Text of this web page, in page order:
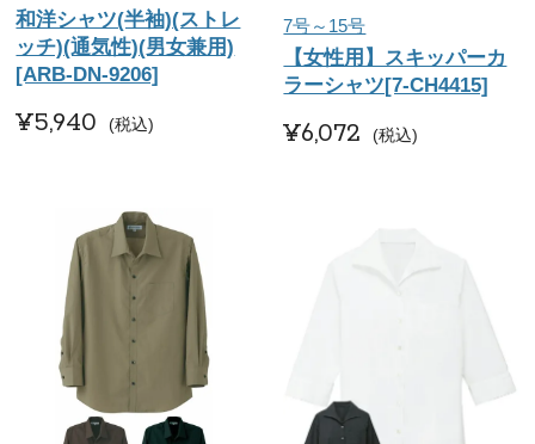
和洋シャツ(半袖)(ストレ
ッチ)(通気性)(男女兼用)
[ARB-DN-9206]
¥5,940 税込
7号～15号
【女性用】スキッパーカ
ラーシャツ[7-CH4415]
¥6,072 税込